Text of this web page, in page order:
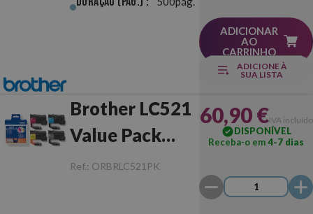
ADICIONAR
AO
CARRINHO
ADICIONE À
SUA LISTA
Brother LC521
Value Pack
Original
Ref.: ORBRLC521PK
60,90 €IVA incluído
DISPONÍVEL
Receba-o em4-7 dias